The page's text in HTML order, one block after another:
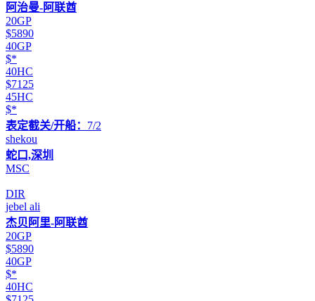
阿治曼-阿联酋
20GP
$5890
40GP
$*
40HC
$7125
45HC
$*
表定截关/开船： 7/2
shekou
蛇口,深圳
MSC
DIR
jebel ali
杰贝阿里-阿联酋
20GP
$5890
40GP
$*
40HC